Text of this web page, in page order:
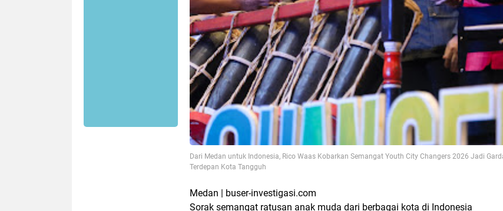
Dari Medan untuk Indonesia, Rico Waas Kobarkan Semangat Youth City Changers 2026 Jadi
Terdepan Kota Tangguh
Medan | buser-investigasi.com
Sorak semangat ratusan anak muda dari berbagai kota di Indonesia